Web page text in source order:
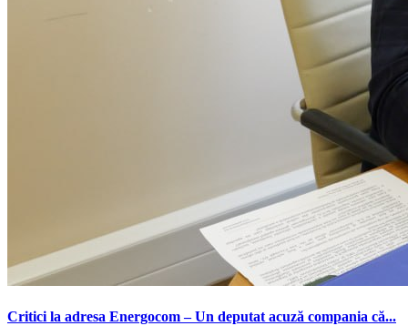
Critici la adresa Energocom – Un deputat acuză compania că...